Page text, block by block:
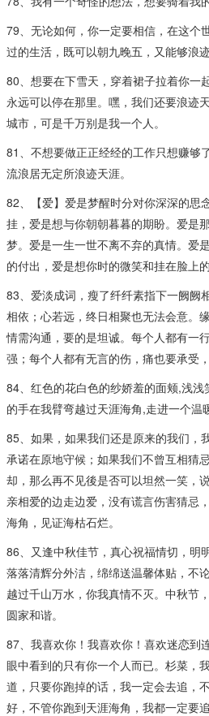
79、无论如何，你一定要相信，在这个
过的生活，既可以朝九晚五，又能够浪
80、想要在下雪天，穿着裙子拉着你一
永远可以停在那里。嘿，我们还要浪迹
城市，可是千万别是我一个人。
81、不想要做正正经经的工作只想赚够
流浪居无定所浪迹天涯​。
82、【爱】爱是梦醒时分对你深深的思
挂，爱是想与你朝朝暮暮的期盼。爱是
梦。爱是一生一世不离不弃的真情。爱
的付出，爱是想你时的微笑和挂在脸上的
83、爱淡成词，瘦了纤纤素指下一阙阙
相依；心若远，终日相聚也无法会意。
情需沟通，要的是坦诚。每个人都有一
强；每个人都有无言的伤，痛也要承受，
84、红色的花白色的纱娇羞的面颊,浅
的手在我臂弯越过天涯海角,走进一个温
85、如果，如果我们还是原来的我们，
承诺在原地守候；如果我们不曾互相猜
却，那么再不见後是否可以坦然一笑，
亲相爱的边走边爱，没有谎言伤害猜忌
海角，见证海枯石烂。
86、又逢中秋佳节，真心祝福情切，明
落落清辉分外洁，绵绵送温馨体贴，不
越过千山万水，你我真情不灭。中秋节
圆家和谐。
87、我喜欢你！我喜欢你！喜欢迷恋到
眼中看到的只有你一个人而已。杉菜，
道，只要你跑掉的话，我一定会去追，
好，不管你跑到天涯海角，我都一定要